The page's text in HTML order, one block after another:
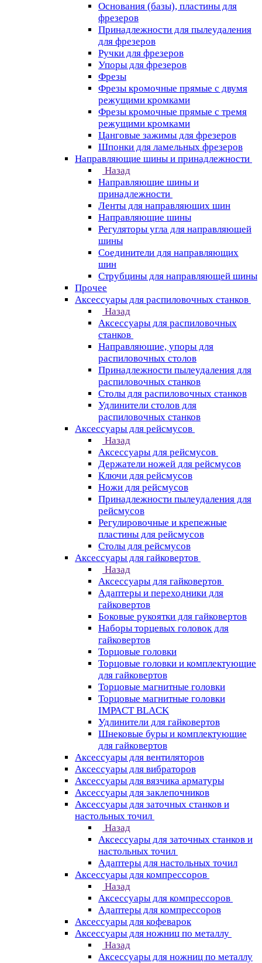
Основания (базы), пластины для
фрезеров
Принадлежности для пылеудаления
для фрезеров
Ручки для фрезеров
Упоры для фрезеров
Фрезы
Фрезы кромочные прямые с двумя
режущими кромками
Фрезы кромочные прямые с тремя
режущими кромками
Цанговые зажимы для фрезеров
Шпонки для ламельных фрезеров
Направляющие шины и принадлежности
Назад
Направляющие шины и
принадлежности
Ленты для направляющих шин
Направляющие шины
Регуляторы угла для направляющей
шины
Соединители для направляющих
шин
Струбцины для направляющей шины
Прочее
Аксессуары для распиловочных станков
Назад
Аксессуары для распиловочных
станков
Направляющие, упоры для
распиловочных столов
Принадлежности пылеудаления для
распиловочных станков
Столы для распиловочных станков
Удлинители столов для
распиловочных станков
Аксессуары для рейсмусов
Назад
Аксессуары для рейсмусов
Держатели ножей для рейсмусов
Ключи для рейсмусов
Ножи для рейсмусов
Принадлежности пылеудаления для
рейсмусов
Регулировочные и крепежные
пластины для рейсмусов
Столы для рейсмусов
Аксессуары для гайковертов
Назад
Аксессуары для гайковертов
Адаптеры и переходники для
гайковертов
Боковые рукоятки для гайковертов
Наборы торцевых головок для
гайковертов
Торцовые головки
Торцовые головки и комплектующие
для гайковертов
Торцовые магнитные головки
Торцовые магнитные головки
IMPACT BLACK
Удлинители для гайковертов
Шнековые буры и комплектующие
для гайковертов
Аксессуары для вентиляторов
Аксессуары для вибраторов
Аксессуары для вязчика арматуры
Аксессуары для заклепочников
Аксессуары для заточных станков и
настольных точил
Назад
Аксессуары для заточных станков и
настольных точил
Адаптеры для настольных точил
Аксессуары для компрессоров
Назад
Аксессуары для компрессоров
Адаптеры для компрессоров
Аксессуары для кофеварок
Аксессуары для ножниц по металлу
Назад
Аксессуары для ножниц по металлу